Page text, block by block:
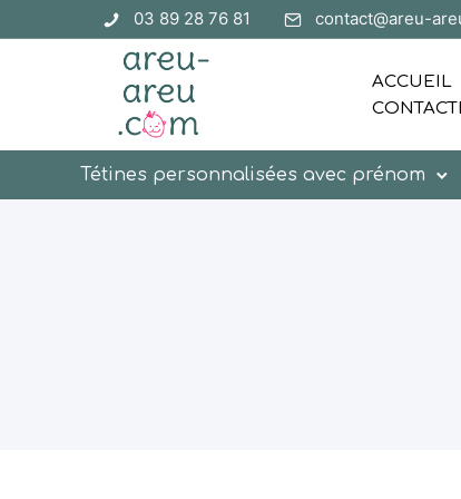
03 89 28 76 81 contact@areu-
ACCUEIL
Tétines personnalisées avec prénom